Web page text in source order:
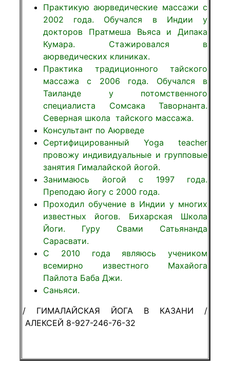
Практикую аюрведические массажи с
2002 года. Обучался в Индии у
докторов Пратмеша Вьяса и Дипака
Кумара. Стажировался в
аюрведических клиниках.
Практика традиционного тайского
массажа с 2006 года. Обучался в
Таиланде у потомственного
специалиста Сомсака Таворнанта.
Северная школа тайского массажа.
Консультант по Аюрведе
Сертифицированный Yoga teacher
провожу индивидуальные и групповые
занятия Гималайской йогой.
Занимаюсь йогой с 1997 года.
Преподаю йогу с 2000 года.
Проходил обучение в Индии у многих
известных йогов. Бихарская Школа
Йоги. Гуру Свами Сатьянанда
Сарасвати.
С 2010 года являюсь учеником
всемирно известного Махайога
Пайлота Баба Джи.
Саньяси.
/ ГИМАЛАЙСКАЯ ЙОГА В КАЗАНИ /
АЛЕКСЕЙ 8-927-246-76-32